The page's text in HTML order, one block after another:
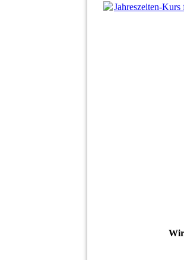
Jahreszeiten-
Wir